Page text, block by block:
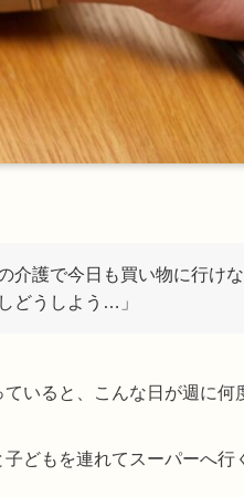
の介護で今日も買い物に行け
どうしよう…」
いると、こんな日が週に何
どもを連れてスーパーへ行